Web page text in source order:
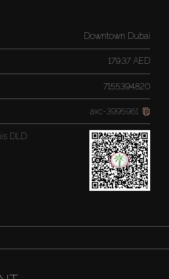
Downtown Dubai
179.37 AED
7155394820
axc-3995961
DLD: